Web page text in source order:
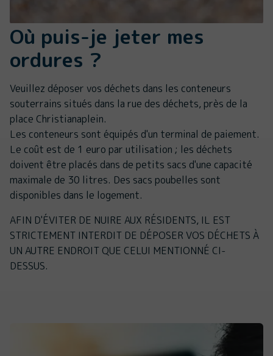
Où puis-je jeter mes
ordures ?
Veuillez déposer vos déchets dans les conteneurs
souterrains situés dans la rue des déchets, près de la
place Christianaplein.
Les conteneurs sont équipés d'un terminal de paiement.
Le coût est de 1 euro par utilisation ; les déchets
doivent être placés dans de petits sacs d'une capacité
maximale de 30 litres. Des sacs poubelles sont
disponibles dans le logement.
AFIN D'ÉVITER DE NUIRE AUX RÉSIDENTS, IL EST
STRICTEMENT INTERDIT DE DÉPOSER VOS DÉCHETS À
UN AUTRE ENDROIT QUE CELUI MENTIONNÉ CI-
DESSUS.